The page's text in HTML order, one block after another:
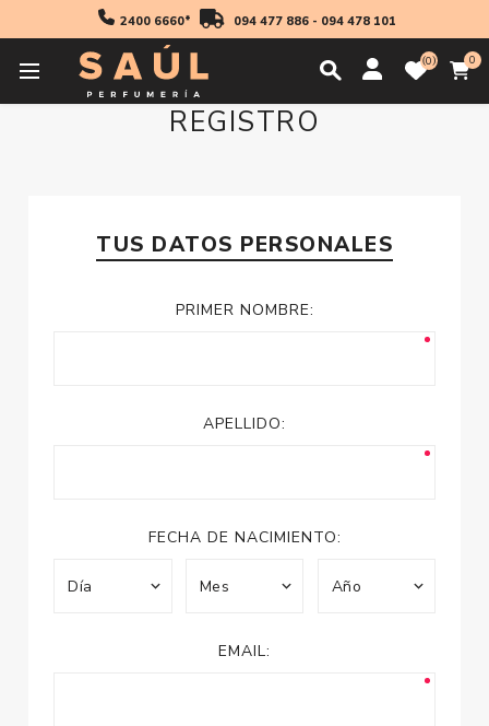
2400 6660* 094 477 886- 094 478 101
0 0
REGISTRO
TUS DATOS PERSONALES
PRIMER NOMBRE:
APELLIDO:
FECHA DE NACIMIENTO:
EMAIL: